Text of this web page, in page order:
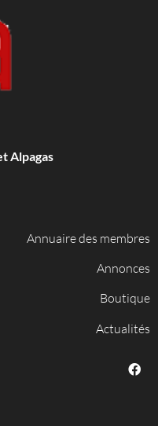
Alpagas
Annuaire des membres
Annonces
Boutique
Actualités